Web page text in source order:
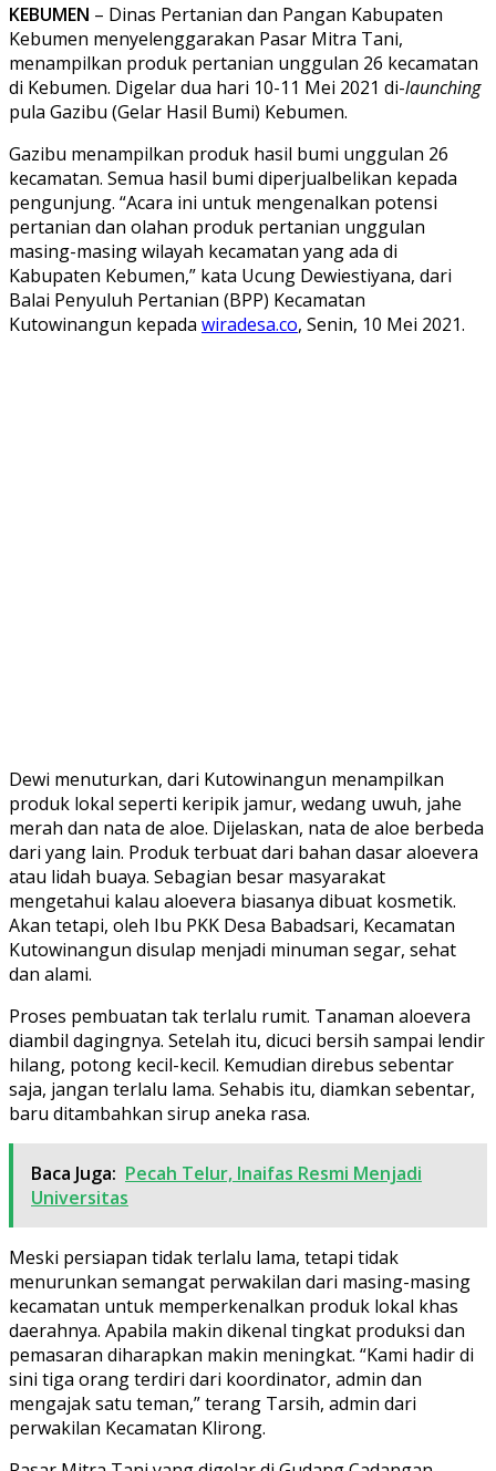
KEBUMEN – Dinas Pertanian dan Pangan Kabupaten
Kebumen menyelenggarakan Pasar Mitra Tani,
menampilkan produk pertanian unggulan 26 kecamatan
di Kebumen. Digelar dua hari 10-11 Mei 2021 di-launching
pula Gazibu (Gelar Hasil Bumi) Kebumen.
Gazibu menampilkan produk hasil bumi unggulan 26
kecamatan. Semua hasil bumi diperjualbelikan kepada
pengunjung. “Acara ini untuk mengenalkan potensi
pertanian dan olahan produk pertanian unggulan
masing-masing wilayah kecamatan yang ada di
Kabupaten Kebumen,” kata Ucung Dewiestiyana, dari
Balai Penyuluh Pertanian (BPP) Kecamatan
Kutowinangun kepada wiradesa.co, Senin, 10 Mei 2021.
Dewi menuturkan, dari Kutowinangun menampilkan
produk lokal seperti keripik jamur, wedang uwuh, jahe
merah dan nata de aloe. Dijelaskan, nata de aloe berbeda
dari yang lain. Produk terbuat dari bahan dasar aloevera
atau lidah buaya. Sebagian besar masyarakat
mengetahui kalau aloevera biasanya dibuat kosmetik.
Akan tetapi, oleh Ibu PKK Desa Babadsari, Kecamatan
Kutowinangun disulap menjadi minuman segar, sehat
dan alami.
Proses pembuatan tak terlalu rumit. Tanaman aloevera
diambil dagingnya. Setelah itu, dicuci bersih sampai lendir
hilang, potong kecil-kecil. Kemudian direbus sebentar
saja, jangan terlalu lama. Sehabis itu, diamkan sebentar,
baru ditambahkan sirup aneka rasa.
Baca Juga: Pecah Telur, Inaifas Resmi Menjadi
Universitas
Meski persiapan tidak terlalu lama, tetapi tidak
menurunkan semangat perwakilan dari masing-masing
kecamatan untuk memperkenalkan produk lokal khas
daerahnya. Apabila makin dikenal tingkat produksi dan
pemasaran diharapkan makin meningkat. “Kami hadir di
sini tiga orang terdiri dari koordinator, admin dan
mengajak satu teman,” terang Tarsih, admin dari
perwakilan Kecamatan Klirong.